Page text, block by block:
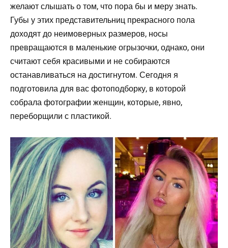
желают слышать о том, что пора бы и меру знать.
Губы у этих представительниц прекрасного пола
доходят до неимоверных размеров, носы
превращаются в маленькие огрызочки, однако, они
считают себя красивыми и не собираются
останавливаться на достигнутом. Сегодня я
подготовила для вас фотоподборку, в которой
собрала фотографии женщин, которые, явно,
переборщили с пластикой.